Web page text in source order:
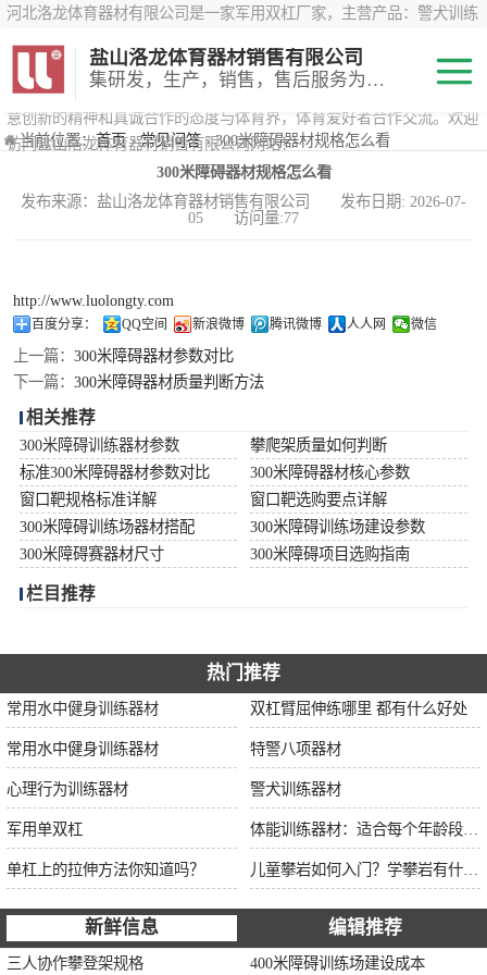
河北洛龙体育器材有限公司是一家军用双杠厂家，主营产品：警犬训练
*训练器材、400米障碍器材、军用单杠、军用双杠、军犬训练器材等训
练器材，咨询攀岩墙价格？在线咨询客服，公司以顾客至上的原则，锐
意创新的精神和真诚合作的态度与体育界，体育爱好者合作交流。欢迎
访问盐山洛龙体育器材销售有限公司网站！
盐山洛龙体育器材销售有限公司
集研发，生产，销售，售后服务为一体
当前位置：首页›常见问答› 300米障碍器材规格怎么看
300米障碍器材规格怎么看
发布来源：盐山洛龙体育器材销售有限公司 发布日期: 2026-07-
05 访问量:77
http://www.luolongty.com
百度分享： QQ空间 新浪微博 腾讯微博 人人网 微信
上一篇： 300米障碍器材参数对比
下一篇： 300米障碍器材质量判断方法
相关推荐
300米障碍训练器材参数
攀爬架质量如何判断
标准300米障碍器材参数对比
300米障碍器材核心参数
窗口靶规格标准详解
窗口靶选购要点详解
300米障碍训练场器材搭配
300米障碍训练场建设参数
300米障碍赛器材尺寸
300米障碍项目选购指南
栏目推荐
热门推荐
常用水中健身训练器材 双杠臂屈伸练哪里 都有什么好处
常用水中健身训练器材 特警八项器材
心理行为训练器材 警犬训练器材
军用单双杠
单杠上的拉伸方法你知道吗？
新鲜信息 编辑推荐
三人协作攀登架规格 400米障碍训练场建设成本
200米障碍器材
心理行为训练器
警犬训练器材
军用单双杠
400米障碍器材